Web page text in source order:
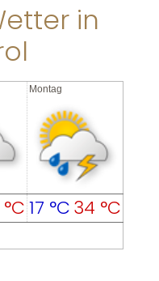
in
Montag
17 °C34 °C